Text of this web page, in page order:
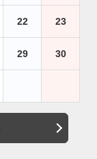
22 23
29 30